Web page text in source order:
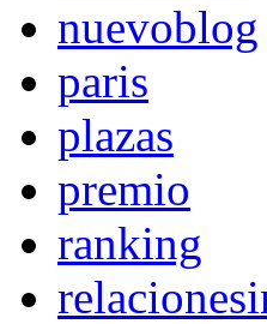
nuevoblog
paris
plazas
premio
ranking